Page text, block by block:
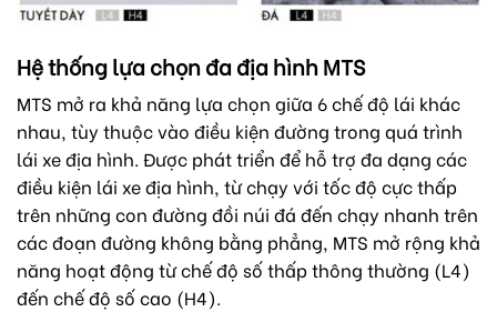
Hệ thống lựa chọn đa địa hình MTS
MTS mở ra khả năng lựa chọn giữa 6 chế độ lái khác
nhau, tùy thuộc vào điều kiện đường trong quá trình
lái xe địa hình. Được phát triển để hỗ trợ đa dạng các
điều kiện lái xe địa hình, từ chạy với tốc độ cực thấp
trên những con đường đồi núi đá đến chạy nhanh trên
các đoạn đường không bằng phẳng, MTS mở rộng khả
năng hoạt động từ chế độ số thấp thông thường (L4)
đến chế độ số cao (H4).